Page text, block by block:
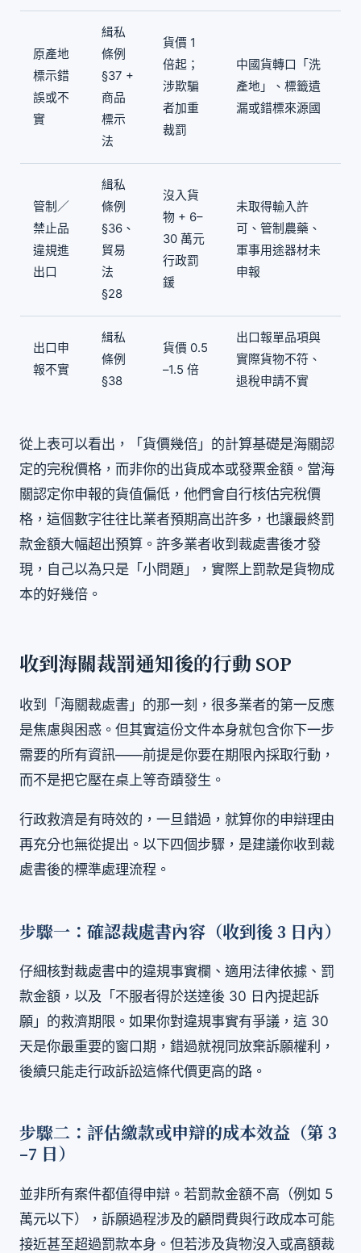
原產地
標示錯
誤或不
實
緝私
條例
§37 +
商品
標示
法
貨價 1
倍起；
涉欺騙
者加重
裁罰
中國貨轉口「洗
產地」、標籤遺
漏或錯標來源國
管制／
禁止品
違規進
出口
緝私
條例
§36、
貿易
法
§28
沒入貨
物 + 6–
30 萬元
行政罰
鍰
未取得輸入許
可、管制農藥、
軍事用途器材未
申報
出口申
報不實
緝私
條例
§38
貨價 0.5
–1.5 倍
出口報單品項與
實際貨物不符、
退稅申請不實
從上表可以看出，「貨價幾倍」的計算基礎是海關認
定的完稅價格，而非你的出貨成本或發票金額。當海
關認定你申報的貨值偏低，他們會自行核估完稅價
格，這個數字往往比業者預期高出許多，也讓最終罰
款金額大幅超出預算。許多業者收到裁處書後才發
現，自己以為只是「小問題」，實際上罰款是貨物成
本的好幾倍。
收到海關裁罰通知後的行動 SOP
收到「海關裁處書」的那一刻，很多業者的第一反應
是焦慮與困惑。但其實這份文件本身就包含你下一步
需要的所有資訊——前提是你要在期限內採取行動，
而不是把它壓在桌上等奇蹟發生。
行政救濟是有時效的，一旦錯過，就算你的申辯理由
再充分也無從提出。以下四個步驟，是建議你收到裁
處書後的標準處理流程。
步驟一：確認裁處書內容（收到後 3 日內）
仔細核對裁處書中的違規事實欄、適用法律依據、罰
款金額，以及「不服者得於送達後 30 日內提起訴
願」的救濟期限。如果你對違規事實有爭議，這 30
天是你最重要的窗口期，錯過就視同放棄訴願權利，
後續只能走行政訴訟這條代價更高的路。
步驟二：評估繳款或申辯的成本效益（第 3
–7 日）
並非所有案件都值得申辯。若罰款金額不高（例如 5
萬元以下），訴願過程涉及的顧問費與行政成本可能
接近甚至超過罰款本身。但若涉及貨物沒入或高額裁